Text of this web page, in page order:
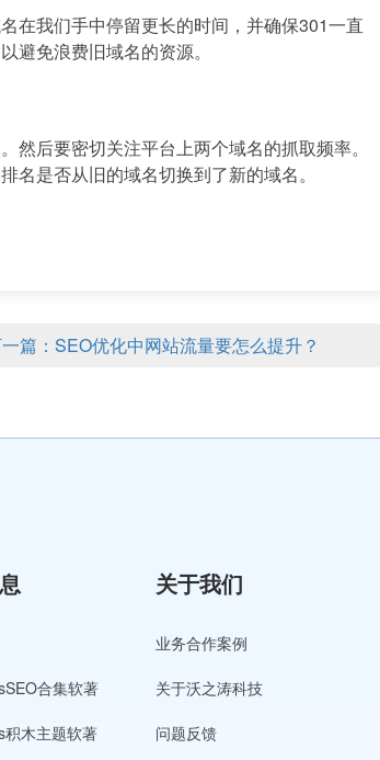
在我们手中停留更长的时间，并确保301一直
避免浪费旧域名的资源。
后要密切关注平台上两个域名的抓取频率。
名是否从旧的域名切换到了新的域名。
篇：SEO优化中网站流量要怎么提升？
合集软著
木主题软著
关于我们
业务合作案例
关于沃之涛科技
问题反馈